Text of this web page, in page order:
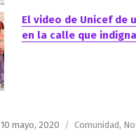
El video de Unicef de
en la calle que
Publicado
10 mayo, 2020 Categorías
Comunidad,